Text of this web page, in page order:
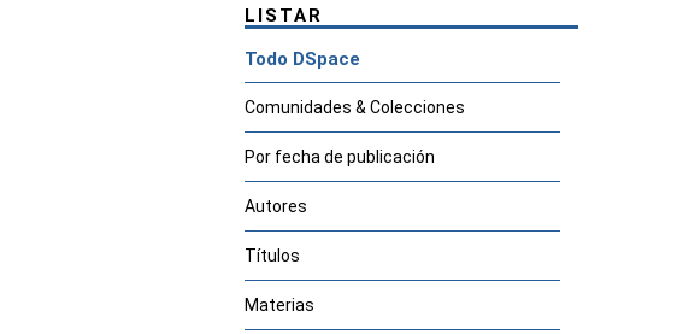
LISTAR
Todo DSpace
Comunidades & Colecciones
Por fecha de publicación
Autores
Títulos
Materias